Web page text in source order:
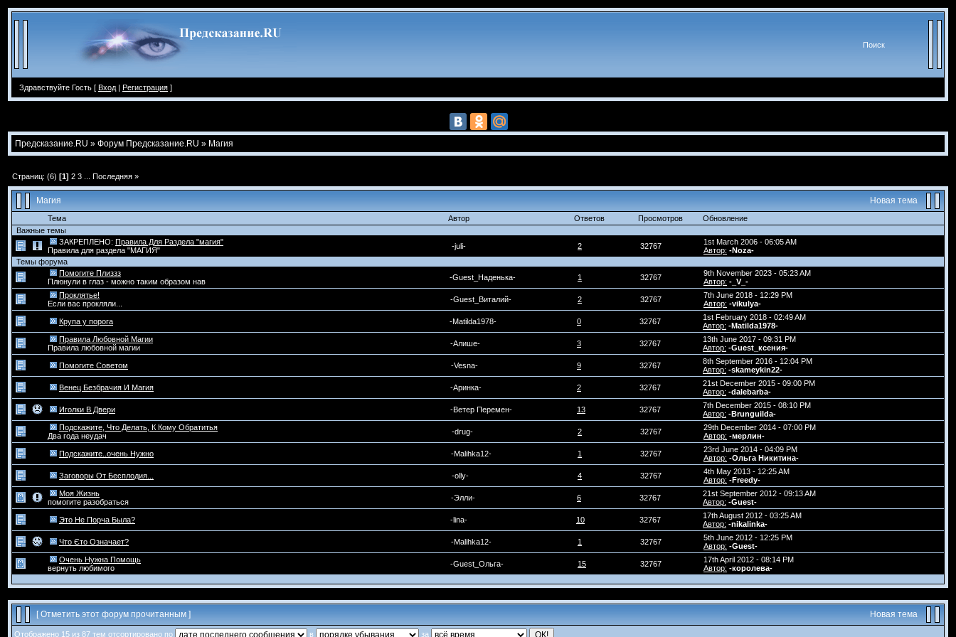
Поиск
Здравствуйте Гость [ Вход | Регистрация ]
Предсказание.RU » Форум Предсказание.RU » Магия
Страниц: (6) [1] 2 3 Последняя »
Магия Новая тема
Тема Автор Ответов Просмотров
Обновление
Важные темы
ЗАКРЕПЛЕНО: Правила Для Раздела "магия"
Правила для раздела "МАГИЯ"
-juli- 2 32767
1st March 2006 - 06:05 AM
Автор: -Noza-
Темы форума
Помогите Плиззз
Плюнули в глаз - можно таким образом нав
-Guest_Наденька- 1 32767
9th November 2023 - 05:23 AM
Автор: -_V_-
Проклятье!
Если вас прокляли...
-Guest_Виталий- 2 32767
7th June 2018 - 12:29 PM
Автор: -vikulya-
Крупа у порога -Matilda1978- 0 32767
1st February 2018 - 02:49 AM
Автор: -Matilda1978-
Правила Любовной Магии
Правила любовной магии
-Алише- 3 32767
13th June 2017 - 09:31 PM
Автор: -Guest_ксения-
Помогите Советом -Vesna- 9 32767
8th September 2016 - 12:04 PM
Автор: -skameykin22-
Венец Безбрачия И Магия -Аринка- 2 32767
21st December 2015 - 09:00 PM
Автор: -dalebarba-
Иголки В Двери -Ветер Перемен- 13 32767
7th December 2015 - 08:10 PM
Автор: -Brunguilda-
Подскажите, Что Делать, К Кому Обратитья
Два года неудач
-drug- 2 32767
29th December 2014 - 07:00 PM
Автор: -мерлин-
Подскажите..очень Нужно -Malihka12- 1 32767
23rd June 2014 - 04:09 PM
Автор: -Ольга Никитина-
Заговоры От Бесплодия... -olly- 4 32767
4th May 2013 - 12:25 AM
Автор: -Freedy-
Моя Жизнь
помогите разобраться
-Элли- 6 32767
21st September 2012 - 09:13 AM
Автор: -Guest-
Это Не Порча Была? -lina- 10 32767
17th August 2012 - 03:25 AM
Автор: -nikalinka-
Что Єто Означает? -Malihka12- 1 32767
5th June 2012 - 12:25 PM
Автор: -Guest-
Очень Нужна Помощь
вернуть любимого
-Guest_Ольга- 15 32767
17th April 2012 - 08:14 PM
Автор: -королева-
[Отметить этот форум прочитанным ] Новая тема
Отображено 15 из 87 тем отсортировано по в за